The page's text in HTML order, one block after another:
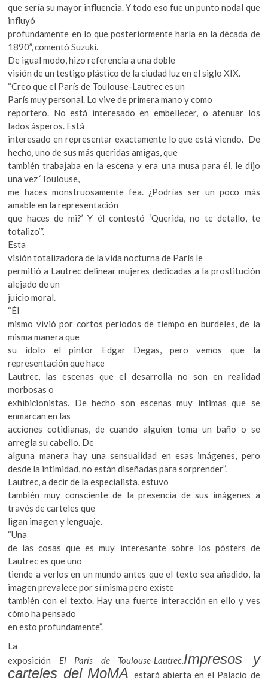
que sería su mayor influencia. Y todo eso fue un punto nodal que
influyó
profundamente en lo que posteriormente haría en la década de
1890”, comentó Suzuki.
De igual modo, hizo referencia a una doble
visión de un testigo plástico de la ciudad luz en el siglo XIX.
“Creo que el París de Toulouse-Lautrec es un
París muy personal. Lo vive de primera mano y como
reportero. No está interesado en embellecer, o atenuar los
lados ásperos. Está
interesado en representar exactamente lo que está viendo. De
hecho, uno de sus más queridas amigas, que
también trabajaba en la escena y era una musa para él, le dijo
una vez ‘Toulouse,
me haces monstruosamente fea. ¿Podrías ser un poco más
amable en la representación
que haces de mi?’ Y él contestó ‘Querida, no te detallo, te
totalizo’”.
Esta
visión totalizadora de la vida nocturna de París le
permitió a Lautrec delinear mujeres dedicadas a la prostitución
alejado de un
juicio moral.
“Él
mismo vivió por cortos periodos de tiempo en burdeles, de la
misma manera que
su ídolo el pintor Edgar Degas, pero vemos que la
representación que hace
Lautrec, las escenas que el desarrolla no son en realidad
morbosas o
exhibicionistas. De hecho son escenas muy íntimas que se
enmarcan en las
acciones cotidianas, de cuando alguien toma un baño o se
arregla su cabello. De
alguna manera hay una sensualidad en esas imágenes, pero
desde la intimidad, no están diseñadas para sorprender”.
Lautrec, a decir de la especialista, estuvo
también muy consciente de la presencia de sus imágenes a
través de carteles que
ligan imagen y lenguaje.
“Una
de las cosas que es muy interesante sobre los pósters de
Lautrec es que uno
tiende a verlos en un mundo antes que el texto sea añadido, la
imagen prevalece por sí misma pero existe
también con el texto. Hay una fuerte interacción en ello y ves
cómo ha pensado
en esto profundamente”.
La
exposición El París de Toulouse-Lautrec.Impresos y
carteles del MoMA estará abierta en el Palacio de